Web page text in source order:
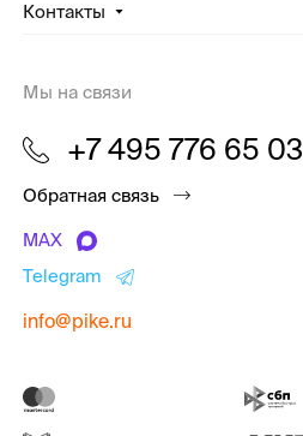
Контакты
Мы на связи
+7 495 776 65 03
Обратная связь
MAX
Telegram
info@pike.ru